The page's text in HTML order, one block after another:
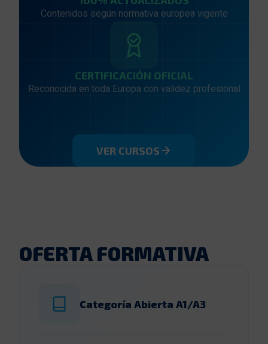
Contenidos según normativa europea vigente
CERTIFICACIÓN OFICIAL
Reconocida en toda Europa con validez profesional
VER CURSOS
OFERTA FORMATIVA
Categoría Abierta A1/A3